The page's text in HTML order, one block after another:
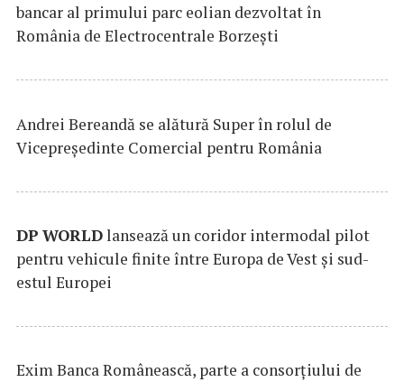
bancar al primului parc eolian dezvoltat în
România de Electrocentrale Borzești
Andrei Bereandă se alătură Super în rolul de
Vicepreședinte Comercial pentru România
DP WORLDlansează un coridor intermodal pilot
pentru vehicule finite între Europa de Vest și sud-
estul Europei
Exim Banca Românească, parte a consorțiului de